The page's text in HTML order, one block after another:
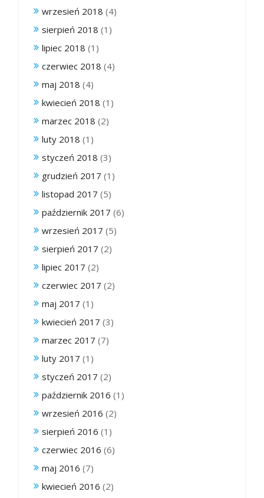
wrzesień 2018 (4)
sierpień 2018 (1)
lipiec 2018 (1)
czerwiec 2018 (4)
maj 2018 (4)
kwiecień 2018 (1)
marzec 2018 (2)
luty 2018 (1)
styczeń 2018 (3)
grudzień 2017 (1)
listopad 2017 (5)
październik 2017 (6)
wrzesień 2017 (5)
sierpień 2017 (2)
lipiec 2017 (2)
czerwiec 2017 (2)
maj 2017 (1)
kwiecień 2017 (3)
marzec 2017 (7)
luty 2017 (1)
styczeń 2017 (2)
październik 2016 (1)
wrzesień 2016 (2)
sierpień 2016 (1)
czerwiec 2016 (6)
maj 2016 (7)
kwiecień 2016 (2)